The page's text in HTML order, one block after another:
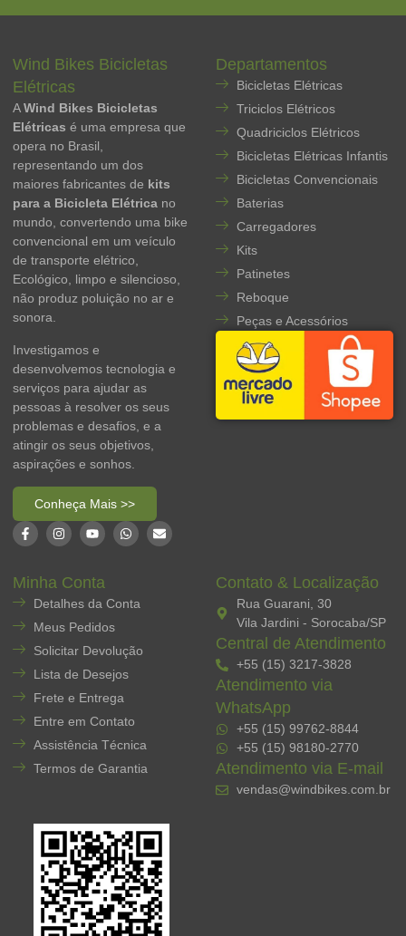
Wind Bikes Bicicletas
Elétricas
AWind Bikes Bicicletas
Elétricas é uma empresa que
opera no Brasil,
representando um dos
maiores fabricantes de kits
para a Bicicleta Elétrica no
mundo, convertendo uma bike
convencional em um veículo
de transporte elétrico,
Ecológico, limpo e silencioso,
não produz poluição no ar e
sonora.
Investigamos e
desenvolvemos tecnologia e
serviços para ajudar as
pessoas à resolver os seus
problemas e desafios, e a
atingir os seus objetivos,
aspirações e sonhos.
Conheça Mais >>
Departamentos
Bicicletas Elétricas
Triciclos Elétricos
Quadriciclos Elétricos
Bicicletas Elétricas Infantis
Bicicletas Convencionais
Baterias
Carregadores
Kits
Patinetes
Reboque
Peças e Acessórios
Minha Conta
Detalhes da Conta
Meus Pedidos
Solicitar Devolução
Lista de Desejos
Frete e Entrega
Entre em Contato
Assistência Técnica
Termos de Garantia
Contato & Localização
Rua Guarani, 30
Vila Jardini - Sorocaba/SP
Central de Atendimento
+55 (15) 3217-3828
Atendimento via
WhatsApp
+55 (15) 99762-8844
+55 (15) 98180-2770
Atendimento via E-mail
vendas@windbikes.com.br